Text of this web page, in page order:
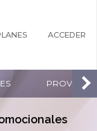
ACCEDER